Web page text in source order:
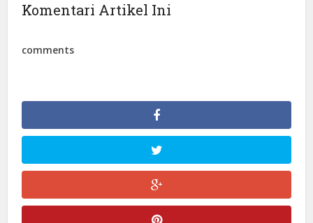
Komentari Artikel Ini
comments